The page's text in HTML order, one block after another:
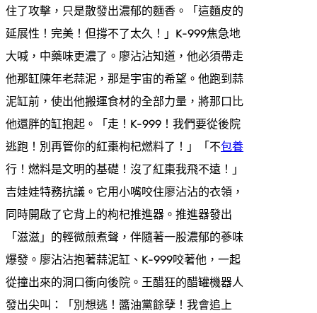
住了攻擊，只是散發出濃郁的麵香。「這麵皮的
延展性！完美！但撐不了太久！」K-999焦急地
大喊，中藥味更濃了。廖沾沾知道，他必須帶走
他那缸陳年老蒜泥，那是宇宙的希望。他跑到蒜
泥缸前，使出他搬運食材的全部力量，將那口比
他還胖的缸抱起。「走！K-999！我們要從後院
逃跑！別再管你的紅棗枸杞燃料了！」「不包養
行！燃料是文明的基礎！沒了紅棗我飛不遠！」
吉娃娃特務抗議。它用小嘴咬住廖沾沾的衣領，
同時開啟了它背上的枸杞推進器。推進器發出
「滋滋」的輕微煎煮聲，伴隨著一股濃郁的蔘味
爆發。廖沾沾抱著蒜泥缸、K-999咬著他，一起
從撞出來的洞口衝向後院。王醋狂的醋罐機器人
發出尖叫：「別想逃！醬油黨餘孽！我會追上